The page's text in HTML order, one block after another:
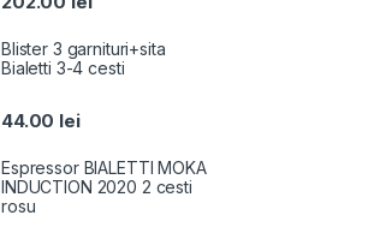
Blister 3 garnituri+sita
Bialetti 3-4 cesti
44.00 lei
Espressor BIALETTI MOKA
INDUCTION 2020 2 cesti
rosu